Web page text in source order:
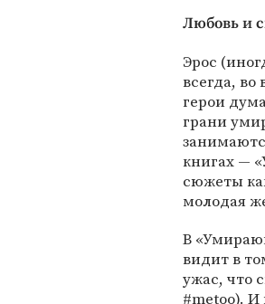
Любовь и
Эрос
всегда, во
герои
грани
книгах —
сюжеты
молодая
В
видит в
ужас, что
#metoo). И